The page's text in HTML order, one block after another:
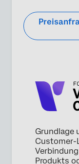
Grundlage
Customer-
Produkts